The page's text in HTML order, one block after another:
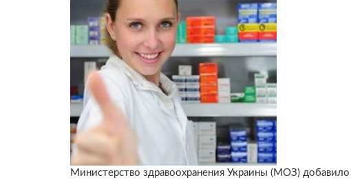
Министерство здравоохранения Украины (МОЗ)